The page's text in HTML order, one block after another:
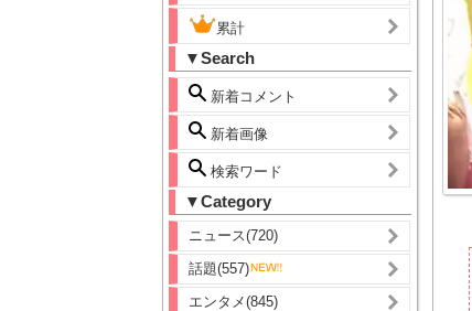
累計
▼Search
新着コメント
新着画像
検索ワード
▼Category
ニュース(720)
話題(557)
エンタメ(845)